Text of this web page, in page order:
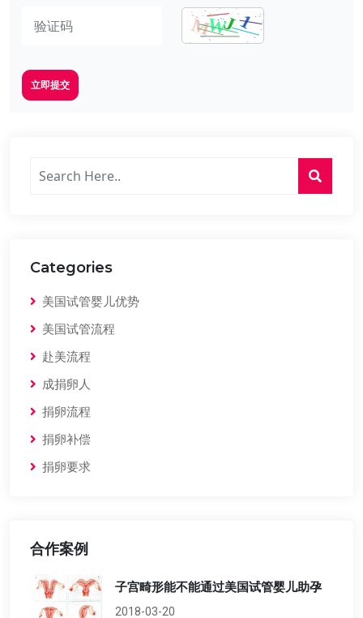
立即提交
Categories
美国试管婴儿优势
美国试管流程
赴美流程
成捐卵人
捐卵流程
捐卵补偿
捐卵要求
合作案例
子宫畸形能不能通过美国试管婴儿助孕
2018-03-20